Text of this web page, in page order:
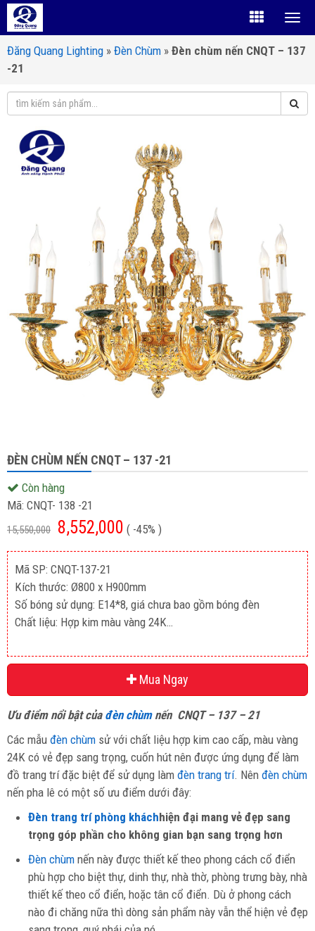
Đăng Quang Lighting » Đèn Chùm » Đèn chùm nến CNQT – 137
-21
ĐÈN CHÙM NẾN CNQT – 137 -21
Còn hàng
Mã: CNQT- 138 -21
15,550,000 8,552,000 ( -45% )
Mã SP: CNQT-137-21
Kích thước: Ø800 x H900mm
Số bóng sử dụng: E14*8, giá chưa bao gồm bóng đèn
Chất liệu: Hợp kim màu vàng 24K…
Mua Ngay
Ưu điểm nổi bật của đèn chùmnến CNQT – 137 – 21
Các mẫu đèn chùm sử với chất liệu hợp kim cao cấp, màu vàng
24K có vẻ đẹp sang trọng, cuốn hút nên được ứng dụng để làm
đồ trang trí đặc biệt để sử dụng làm đèn trang trí. Nên đèn chùm
nến pha lê có một số ưu điểm dưới đây:
Đèn trang trí phòng kháchhiện đại mang vẻ đẹp sang
trọng góp phần cho không gian bạn sang trọng hơn
Đèn chùm nến này được thiết kế theo phong cách cổ điển
phù hợp cho biệt thự, dinh thự, nhà thờ, phòng trưng bày, nhà
thiết kế theo cổ điển, hoặc tân cổ điển. Dù ở phong cách
nào đi chăng nữa thì dòng sản phẩm này vẫn thể hiện vẻ đẹp